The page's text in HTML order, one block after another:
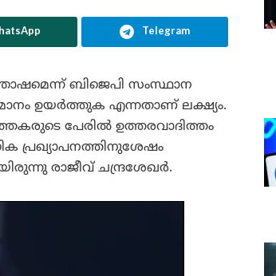
Telegram
ബിജെപി സംസ്ഥാന
ഉയർത്തുക എന്നതാണ് ലക്ഷ്യം.
പേരിൽ ഉത്തരവാദിത്തം
പ്രഖ്യാപനത്തിനുശേഷം
രാജീവ് ചന്ദ്രശേഖർ.